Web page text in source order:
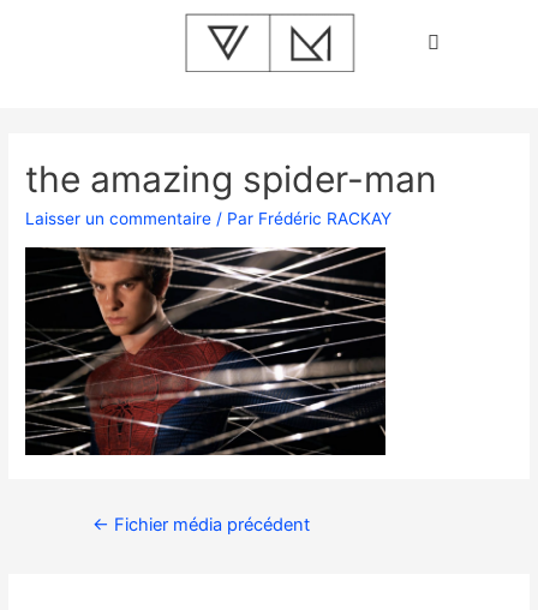
the amazing spider-man
Laisser un commentaire / Par Frédéric RACKAY
← Fichier média précédent